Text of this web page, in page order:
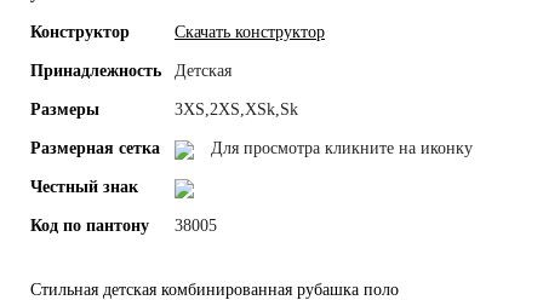
Конструктор Скачать конструктор
Принадлежность Детская
Размеры 3XS,2XS,XSk,Sk
Размерная сетка Для просмотра кликните на иконку
Честный знак
Код по пантону 38005
Стильная детская комбинированная рубашка поло